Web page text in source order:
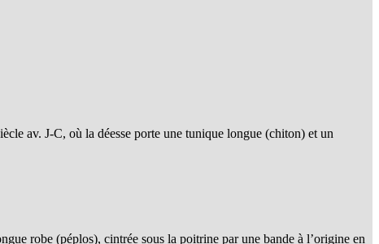
av. J-C, où la déesse porte une tunique longue (chiton) et un
robe (péplos), cintrée sous la poitrine par une bande à l’origine en